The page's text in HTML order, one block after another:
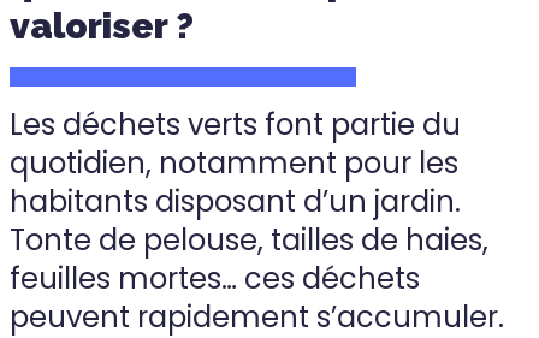
valoriser ?
Les déchets verts font partie du
quotidien, notamment pour les
habitants disposant d’un jardin.
Tonte de pelouse, tailles de haies,
feuilles mortes… ces déchets
peuvent rapidement s’accumuler.